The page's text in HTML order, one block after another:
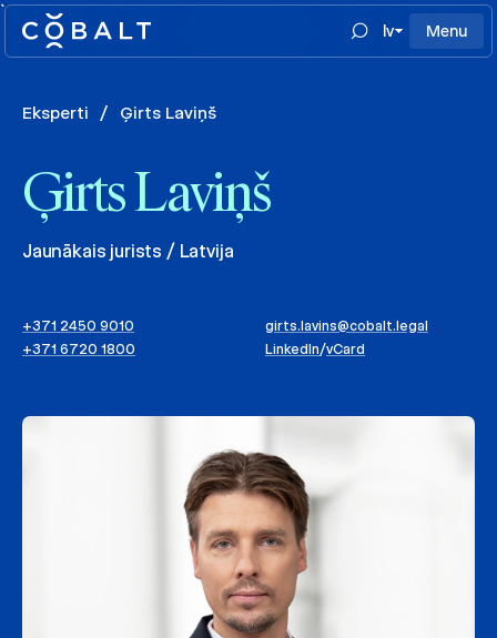
`
lv
Menu
Eksperti / Ģirts Laviņš
Ģirts Laviņš
Jaunākais jurists / Latvija
+371 2450 9010
+371 6720 1800
girts.lavins@cobalt.legal
LinkedIn/vCard